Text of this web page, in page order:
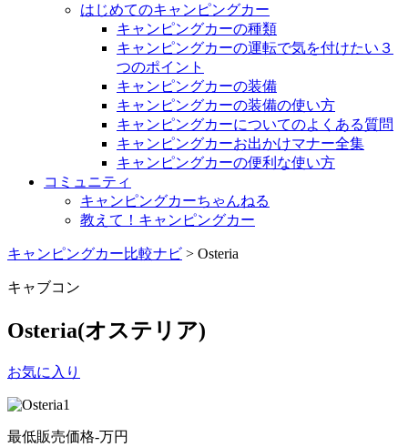
はじめてのキャンピングカー
キャンピングカーの種類
キャンピングカーの運転で気を付けたい３
つのポイント
キャンピングカーの装備
キャンピングカーの装備の使い方
キャンピングカーについてのよくある質問
キャンピングカーお出かけマナー全集
キャンピングカーの便利な使い方
コミュニティ
キャンピングカーちゃんねる
教えて！キャンピングカー
キャンピングカー比較ナビ > Osteria
キャブコン
Osteria(オステリア)
お気に入り
最低販売価格-万円